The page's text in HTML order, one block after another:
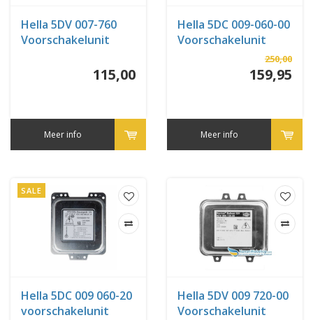
Hella 5DV 007-760
Voorschakelunit
115,00
Meer info
Hella 5DC 009-060-00
Voorschakelunit
250,00
159,95
Meer info
SALE
Hella 5DC 009 060-20
voorschakelunit
Hella 5DV 009 720-00
Voorschakelunit